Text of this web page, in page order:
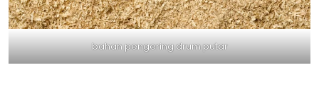
bahan pengering drum putar